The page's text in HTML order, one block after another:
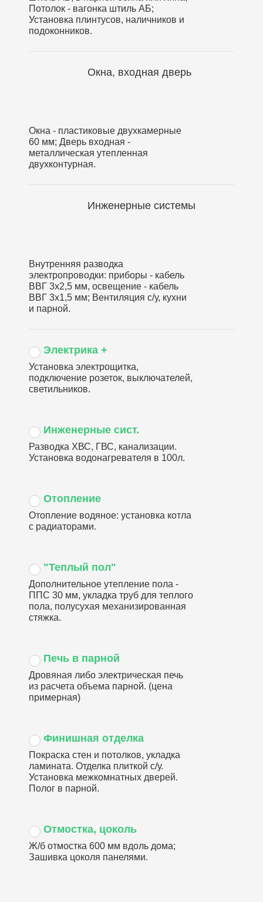
Потолок - вагонка штиль АБ;
Установка плинтусов, наличников и
подоконников.
Окна, входная дверь
Окна - пластиковые двухкамерные
60 мм; Дверь входная -
металлическая утепленная
двухконтурная.
Инженерные системы
Внутренняя разводка
электропроводки: приборы - кабель
ВВГ 3х2,5 мм, освещение - кабель
ВВГ 3х1,5 мм; Вентиляция с/у, кухни
и парной.
Электрика +
Установка электрощитка,
подключение розеток, выключателей,
светильников.
Инженерные сист.
Разводка ХВС, ГВС, канализации.
Установка водонагревателя в 100л.
Отопление
Отопление водяное: установка котла
с радиаторами.
"Теплый пол"
Дополнительное утепление пола -
ППС 30 мм, укладка труб для теплого
пола, полусухая механизированная
стяжка.
Печь в парной
Дровяная либо электрическая печь
из расчета объема парной. (цена
примерная)
Финишная отделка
Покраска стен и потолков, укладка
ламината. Отделка плиткой с/у.
Установка межкомнатных дверей.
Полог в парной.
Отмостка, цоколь
Ж/б отмостка 600 мм вдоль дома;
Зашивка цоколя панелями.